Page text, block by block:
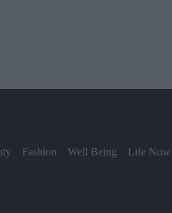
Fashion Well Being Life Now